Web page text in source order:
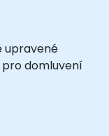
upravené
domluvení